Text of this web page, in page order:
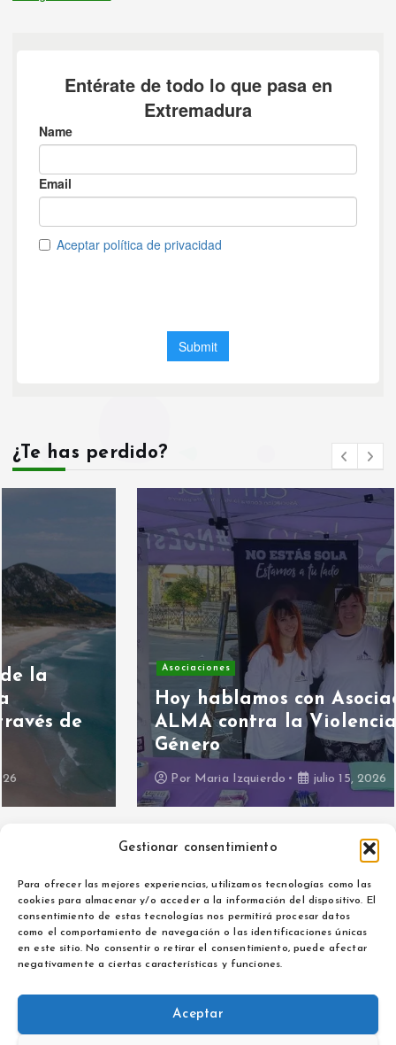
Gestionar consentimiento
Para ofrecer las mejores experiencias, utilizamos tecnologías como las
cookies para almacenar y/o acceder a la información del dispositivo. El
consentimiento de estas tecnologías nos permitirá procesar datos
como el comportamiento de navegación o las identificaciones únicas
en este sitio. No consentir o retirar el consentimiento, puede afectar
negativamente a ciertas características y funciones.
Aceptar
¿Te has perdido?
Asociaciones
Hoy hablamos con Asociación
ALMA contra la Violencia de
Género
Por Maria Izquierdo julio 15, 2026
Aviso legal
Política de privacidad